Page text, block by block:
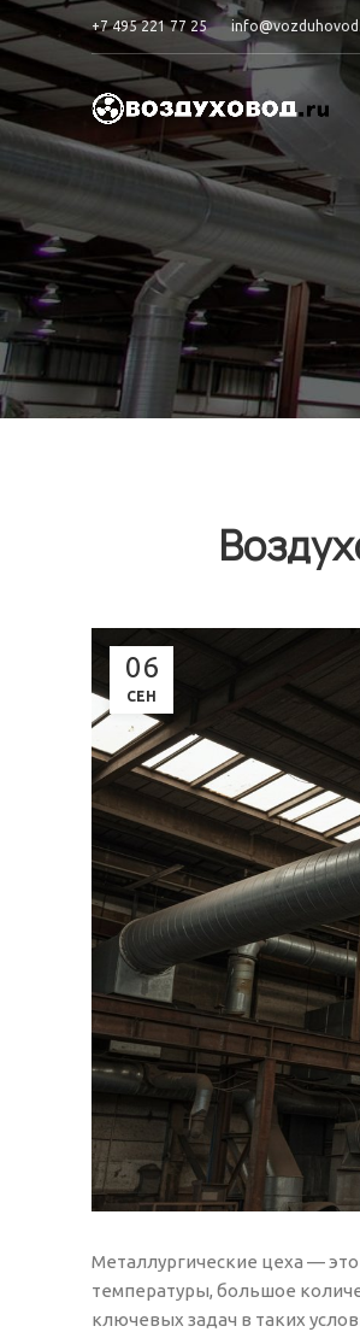
+7 495 221 77 25
06
СЕН
Металлургические цеха —
температуры, большое
ключевых задач в таких